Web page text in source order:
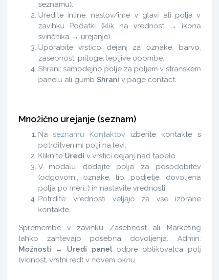
seznamu).
Uredite inline: naslov/ime v glavi ali polja v
zavihku Podatki (klik na vrednost → ikona
svinčnika → urejanje).
Uporabite vrstico dejanj za oznake, barvo,
zasebnost, priloge, lepljive opombe.
Shrani: samodejno polje za poljem v stranskem
panelu ali gumb Shrani v page contact.
Množično urejanje (seznam)
Naseznamu Kontaktov izberite kontakte s
potrditvenimi polji na levi.
Kliknite Uredi v vrstici dejanj nad tabelo.
V modalu dodajte polja za posodobitev
(odgovorni, oznake, tip, podjetje, dovoljena
polja po meri…) in nastavite vrednosti.
Potrdite: vrednosti veljajo za vse izbrane
kontakte.
Spremembe v zavihku Zasebnost ali Marketing
lahko zahtevajo posebna dovoljenja. Admin:
Možnosti → Uredi panelodpre oblikovalca polj
(vidnost, vrstni red) v novem oknu.